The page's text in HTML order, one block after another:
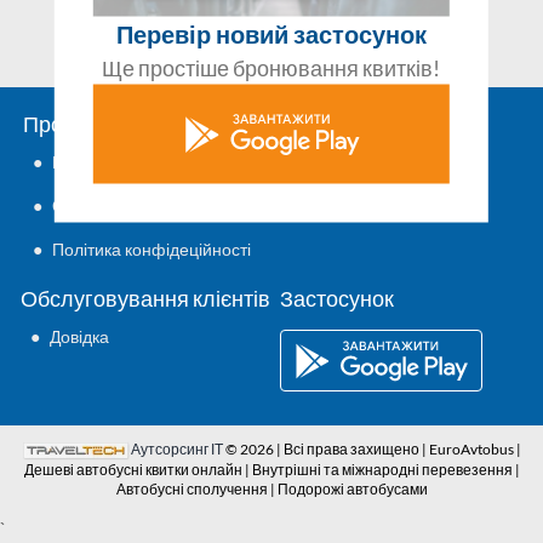
Про EuroAvtobus.com.ua
● Контакти
● Основні положення
● Політика конфідеційності
Заплануй поїздку
● Автобусні сполучення
Обслуговування клієнтів
● Довідка
Застосунок
Аутсорсинг ІТ© 2026 | Всі права захищено | EuroAvtobus |
Дешеві автобусні квитки онлайн | Внутрішні та міжнародні перевезення |
Автобусні сполучення | Подорожі автобусами
`
Перевір новий застосунок
Ще простіше бронювання квитків!